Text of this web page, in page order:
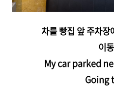
차를 빵집 앞 주차
이
My car parked
Going